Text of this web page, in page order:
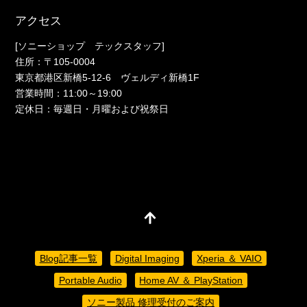
アクセス
[ソニーショップ テックスタッフ]
住所：〒105-0004
東京都港区新橋5-12-6 ヴェルディ新橋1F
営業時間：11:00～19:00
定休日：毎週日・月曜および祝祭日
Blog記事一覧 Digital Imaging
Xperia ＆ VAIO
Portable Audio
Home AV ＆ PlayStation
ソニー製品 修理受付のご案内